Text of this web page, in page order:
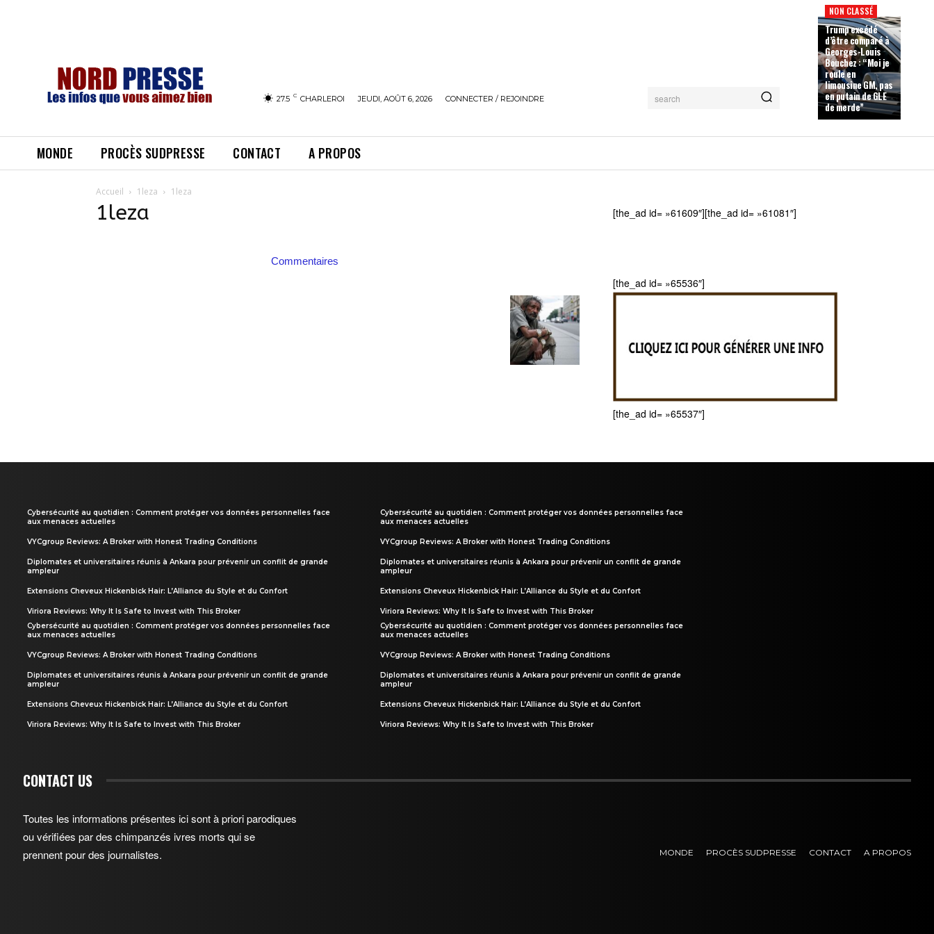
27.5 C CHARLEROI JEUDI, AOÛT 6, 2026 CONNECTER / REJOINDRE search
NON CLASSÉ
Trump excédé
d’être comparé à
Georges-Louis
Bouchez : “Moi je
roule en
limousine GM, pas
en putain de GLE
de merde”
MONDE PROCÈS SUDPRESSE CONTACT A PROPOS
Accueil 1leza 1leza
1leza
Commentaires
[the_ad id= »61609″][the_ad id= »61081″]
[the_ad id= »65536″]
[the_ad id= »65537″]
Cybersécurité au quotidien : Comment protéger vos données personnelles face
aux menaces actuelles
VYCgroup Reviews: A Broker with Honest Trading Conditions
Diplomates et universitaires réunis à Ankara pour prévenir un conflit de grande
ampleur
Extensions Cheveux Hickenbick Hair: L’Alliance du Style et du Confort
Viriora Reviews: Why It Is Safe to Invest with This Broker
Cybersécurité au quotidien : Comment protéger vos données personnelles face
aux menaces actuelles
VYCgroup Reviews: A Broker with Honest Trading Conditions
Diplomates et universitaires réunis à Ankara pour prévenir un conflit de grande
ampleur
Extensions Cheveux Hickenbick Hair: L’Alliance du Style et du Confort
Viriora Reviews: Why It Is Safe to Invest with This Broker
Cybersécurité au quotidien : Comment protéger vos données personnelles face
aux menaces actuelles
VYCgroup Reviews: A Broker with Honest Trading Conditions
Diplomates et universitaires réunis à Ankara pour prévenir un conflit de grande
ampleur
Extensions Cheveux Hickenbick Hair: L’Alliance du Style et du Confort
Viriora Reviews: Why It Is Safe to Invest with This Broker
Cybersécurité au quotidien : Comment protéger vos données personnelles face
aux menaces actuelles
VYCgroup Reviews: A Broker with Honest Trading Conditions
Diplomates et universitaires réunis à Ankara pour prévenir un conflit de grande
ampleur
Extensions Cheveux Hickenbick Hair: L’Alliance du Style et du Confort
Viriora Reviews: Why It Is Safe to Invest with This Broker
CONTACT US
Toutes les informations présentes ici sont à priori parodiques
ou vérifiées par des chimpanzés ivres morts qui se
prennent pour des journalistes.
MONDE PROCÈS SUDPRESSE CONTACT A PROPOS